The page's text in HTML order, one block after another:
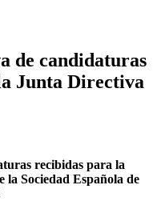
de candidaturas
Junta Directiva
recibidas para la
Sociedad Española de